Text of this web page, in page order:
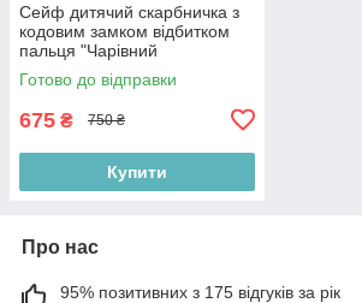
Сейф дитячий скарбничка з
кодовим замком відбитком
пальця "Чарівний
Будиночок", блакитний
Готово до відправки
675 ₴ 750 ₴
Купити
Про нас
95% позитивних з 175 відгуків за рік